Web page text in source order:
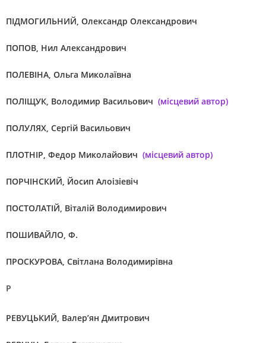
ПІДМОГИЛЬНИЙ, Олександр Олександрович
ПОПОВ, Нил Александрович
ПОЛЕВІНА, Ольга Миколаївна
ПОЛІЩУК, Володимир Васильович (місцевий автор)
ПОЛУЛЯХ, Сергій Васильович
ПЛОТНІР, Федор Миколайович (місцевий автор)
ПОРЧІНСКИЙ, Йосип Алоізіевіч
ПОСТОЛАТІЙ, Віталій Володимирович
ПОШИВАЙЛО, Ф.
ПРОСКУРОВА, Світлана Володимирівна
Р
РЕВУЦЬКИЙ, Валер’ян Дмитрович